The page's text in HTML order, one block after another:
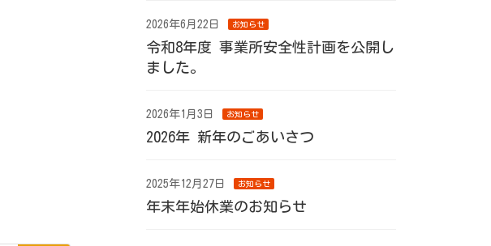
2026年6月22日 お知らせ
令和8年度 事業所安全性計画を公開し
ました。
2026年1月3日 お知らせ
2026年 新年のごあいさつ
2025年12月27日 お知らせ
年末年始休業のお知らせ